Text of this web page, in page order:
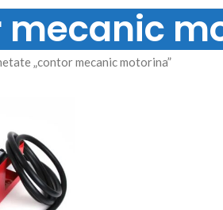
mecanic
„contor mecanic motorina”